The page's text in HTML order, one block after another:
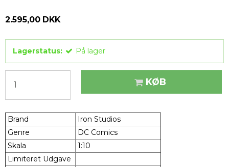
2.595,00 DKK
Lagerstatus: På lager
KØB
Brand
Iron Studios
Genre
DC Comics
Skala
1:10
Limiteret Udgave